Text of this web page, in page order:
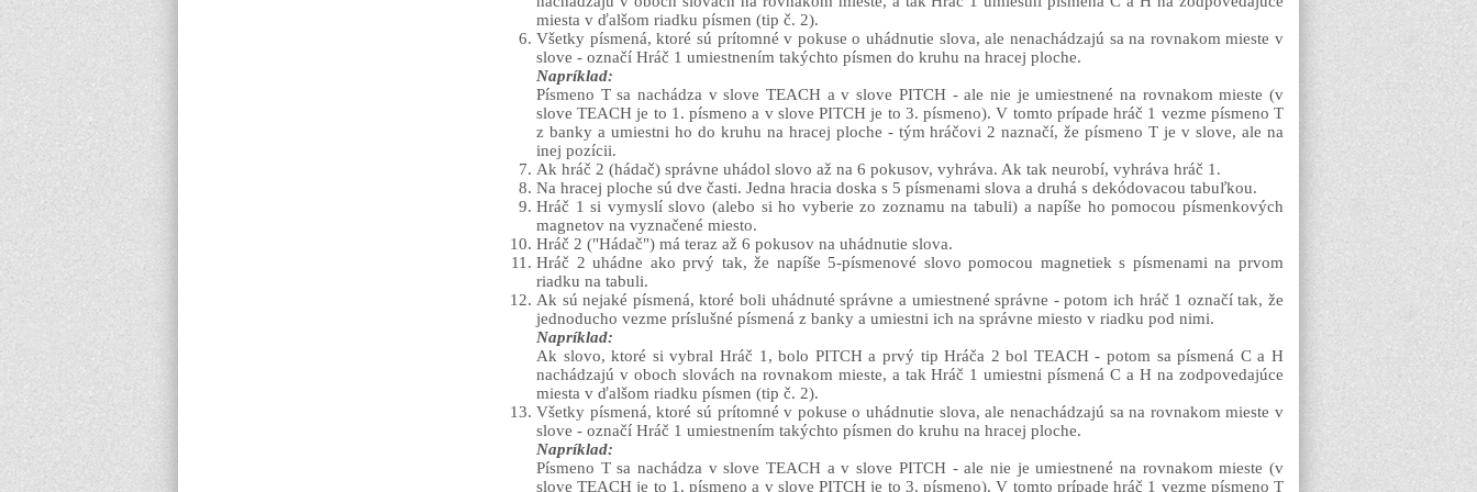
miesta v ďalšom riadku písmen (tip č. 2).
Všetky písmená, ktoré sú prítomné v pokuse o uhádnutie slova, ale nenachádzajú sa na rovnakom mieste v
slove - označí Hráč 1 umiestnením takýchto písmen do kruhu na hracej ploche.
Napríklad:
Písmeno T sa nachádza v slove TEACH a v slove PITCH - ale nie je umiestnené na rovnakom mieste (v
slove TEACH je to 1. písmeno a v slove PITCH je to 3. písmeno). V tomto prípade hráč 1 vezme písmeno T
z banky a umiestni ho do kruhu na hracej ploche - tým hráčovi 2 naznačí, že písmeno T je v slove, ale na
inej pozícii.
Ak hráč 2 (hádač) správne uhádol slovo až na 6 pokusov, vyhráva. Ak tak neurobí, vyhráva hráč 1.
Na hracej ploche sú dve časti. Jedna hracia doska s 5 písmenami slova a druhá s dekódovacou tabuľkou.
Hráč 1 si vymyslí slovo (alebo si ho vyberie zo zoznamu na tabuli) a napíše ho pomocou písmenkových
magnetov na vyznačené miesto.
Hráč 2 ("Hádač") má teraz až 6 pokusov na uhádnutie slova.
Hráč 2 uhádne ako prvý tak, že napíše 5-písmenové slovo pomocou magnetiek s písmenami na prvom
riadku na tabuli.
Ak sú nejaké písmená, ktoré boli uhádnuté správne a umiestnené správne - potom ich hráč 1 označí tak, že
jednoducho vezme príslušné písmená z banky a umiestni ich na správne miesto v riadku pod nimi.
Napríklad:
Ak slovo, ktoré si vybral Hráč 1, bolo PITCH a prvý tip Hráča 2 bol TEACH - potom sa písmená C a H
nachádzajú v oboch slovách na rovnakom mieste, a tak Hráč 1 umiestni písmená C a H na zodpovedajúce
miesta v ďalšom riadku písmen (tip č. 2).
Všetky písmená, ktoré sú prítomné v pokuse o uhádnutie slova, ale nenachádzajú sa na rovnakom mieste v
slove - označí Hráč 1 umiestnením takýchto písmen do kruhu na hracej ploche.
Napríklad:
Písmeno T sa nachádza v slove TEACH a v slove PITCH - ale nie je umiestnené na rovnakom mieste (v
slove TEACH je to 1. písmeno a v slove PITCH je to 3. písmeno). V tomto prípade hráč 1 vezme písmeno T